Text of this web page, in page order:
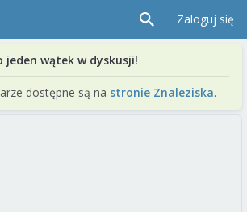
Zaloguj się
jeden wątek w dyskusji!
dostępne są na stronie Znaleziska.